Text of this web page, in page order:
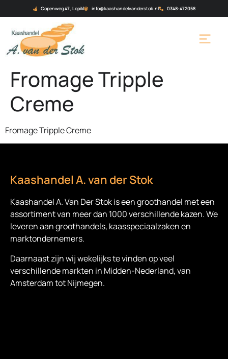
Copenweg 47, Lopik info@kaashandelvanderstok.nl 0348-472058
Fromage Tripple
Creme
Fromage Tripple Creme
Kaashandel A. van der Stok
Kaashandel A. Van Der Stok is eengroothandel met een
assortiment van meer dan 1000 verschillende kazen. We
leveren aan groothandels, kaasspeciaalzaken en
marktondernemers.
Daarnaast zijn wij wekelijks te vinden op veel
verschillende markten in Midden-Nederland, van
Amsterdam tot Nijmegen.